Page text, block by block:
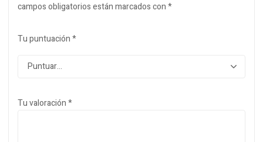
campos obligatorios están marcados con*
Tu puntuación*
Tu valoración*